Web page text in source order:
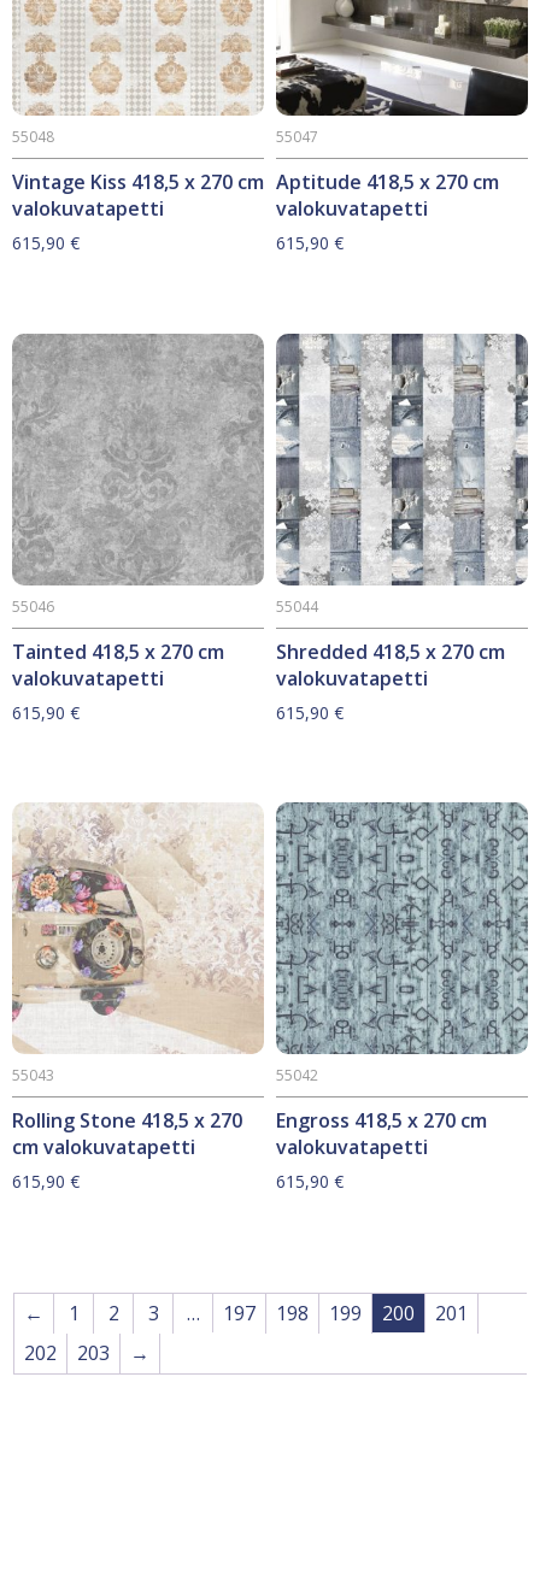
Vintage Kiss 418,5 x 270 cm
valokuvatapetti
55048
615,90 €
Aptitude 418,5 x 270 cm
valokuvatapetti
55047
615,90 €
Tainted 418,5 x 270 cm
valokuvatapetti
55046
615,90 €
Shredded 418,5 x 270 cm
valokuvatapetti
55044
615,90 €
Rolling Stone 418,5 x 270
cm valokuvatapetti
55043
615,90 €
Engross 418,5 x 270 cm
valokuvatapetti
55042
615,90 €
← 1 2 3 … 197 198 199 200
201
202
203 →